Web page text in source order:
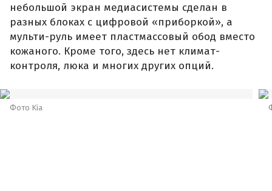
небольшой экран медиасистемы сделан в
разных блоках с цифровой «приборкой», а
мульти-руль имеет пластмассовый обод вместо
кожаного. Кроме того, здесь нет климат-
контроля, люка и многих других опций.
Фото Kia